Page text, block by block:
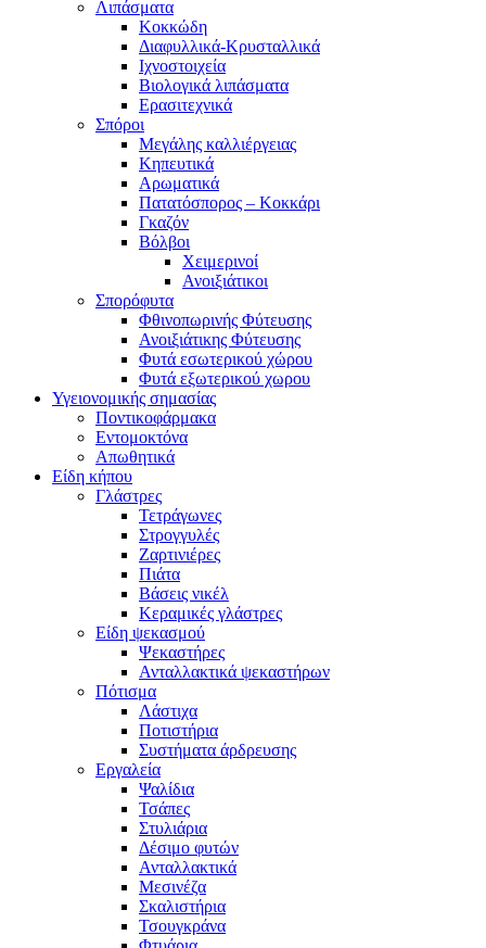
Λιπάσματα
Κοκκώδη
Διαφυλλικά-Κρυσταλλικά
Ιχνοστοιχεία
Βιολογικά λιπάσματα
Ερασιτεχνικά
Σπόροι
Μεγάλης καλλιέργειας
Κηπευτικά
Αρωματικά
Πατατόσπορος – Κοκκάρι
Γκαζόν
Βόλβοι
Χειμερινοί
Ανοιξιάτικοι
Σπορόφυτα
Φθινοπωρινής Φύτευσης
Ανοιξιάτικης Φύτευσης
Φυτά εσωτερικού χώρου
Φυτά εξωτερικού χωρου
Υγειονομικής σημασίας
Ποντικοφάρμακα
Εντομοκτόνα
Απωθητικά
Είδη κήπου
Γλάστρες
Τετράγωνες
Στρογγυλές
Ζαρτινιέρες
Πιάτα
Βάσεις νικέλ
Κεραμικές γλάστρες
Είδη ψεκασμού
Ψεκαστήρες
Ανταλλακτικά ψεκαστήρων
Πότισμα
Λάστιχα
Ποτιστήρια
Συστήματα άρδρευσης
Εργαλεία
Ψαλίδια
Τσάπες
Στυλιάρια
Δέσιμο φυτών
Ανταλλακτικά
Μεσινέζα
Σκαλιστήρια
Τσουγκράνα